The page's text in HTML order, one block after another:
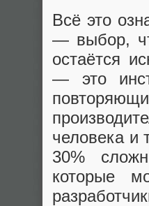
Всё это
— выбор,
остаётся
— это
человека и
30%
которые